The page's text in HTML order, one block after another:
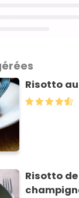
Risotto
Risotto